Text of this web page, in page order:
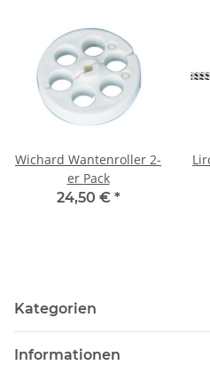
Wichard Wantenroller 2-
er Pack
24,50 € *
Kategorien
Informationen